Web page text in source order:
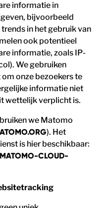
informatie in
bijvoorbeeld
in het gebruik van
ook potentieel
informatie, zoals IP-
We gebruiken
onze bezoekers te
informatie niet
wettelijk verplicht is.
we Matomo
). Het
is hier beschikbaar:
CLOUD-